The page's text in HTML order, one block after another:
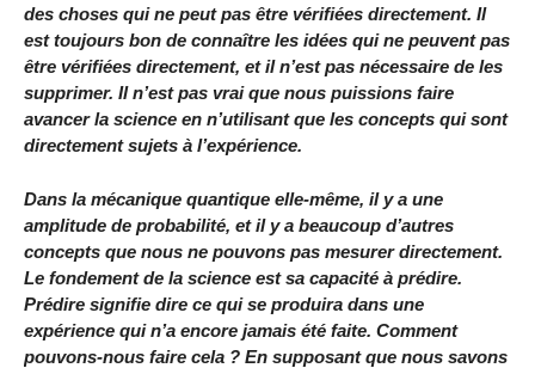
des choses qui ne peut pas être vérifiées directement. Il
est toujours bon de connaître les idées qui ne peuvent pas
être vérifiées directement, et il n’est pas nécessaire de les
supprimer. Il n’est pas vrai que nous puissions faire
avancer la science en n’utilisant que les concepts qui sont
directement sujets à l’expérience.
Dans la mécanique quantique elle-même, il y a une
amplitude de probabilité, et il y a beaucoup d’autres
concepts que nous ne pouvons pas mesurer directement.
Le fondement de la science est sa capacité à prédire.
Prédire signifie dire ce qui se produira dans une
expérience qui n’a encore jamais été faite. Comment
pouvons-nous faire cela ? En supposant que nous savons